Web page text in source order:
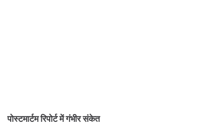
पोस्टमार्टम रिपोर्ट में गंभीर संकेत